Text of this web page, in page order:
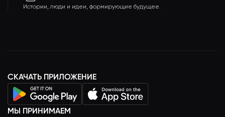
Истории, люди и идеи, формирующие будущее.
СКАЧАТЬ ПРИЛОЖЕНИЕ
МЫ ПРИНИМАЕМ